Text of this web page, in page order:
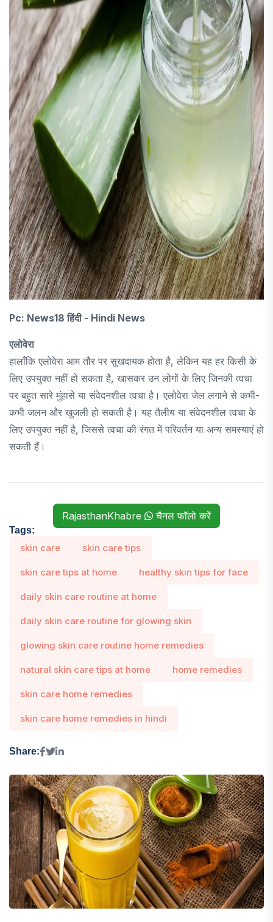
Pc: News18 हिंदी - Hindi News
एलोवेरा
हालाँकि एलोवेरा आम तौर पर सुखदायक होता है, लेकिन यह हर किसी के
लिए उपयुक्त नहीं हो सकता है, खासकर उन लोगों के लिए जिनकी त्वचा
पर बहुत सारे मुंहासे या संवेदनशील त्वचा है। एलोवेरा जेल लगाने से कभी-
कभी जलन और खुजली हो सकती है। यह तैलीय या संवेदनशील त्वचा के
लिए उपयुक्त नहीं है, जिससे त्वचा की रंगत में परिवर्तन या अन्य समस्याएं हो
सकती हैं।
RajasthanKhabre चैनल फॉलो करें
Tags:
skin care skin care tips
skin care tips at home healthy skin tips for face
daily skin care routine at home
daily skin care routine for glowing skin
glowing skin care routine home remedies
natural skin care tips at home home remedies
skin care home remedies
skin care home remedies in hindi
Share: